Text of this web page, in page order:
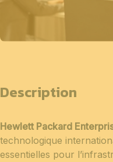
Description
Hewlett Packard
technologique
essentielles pour